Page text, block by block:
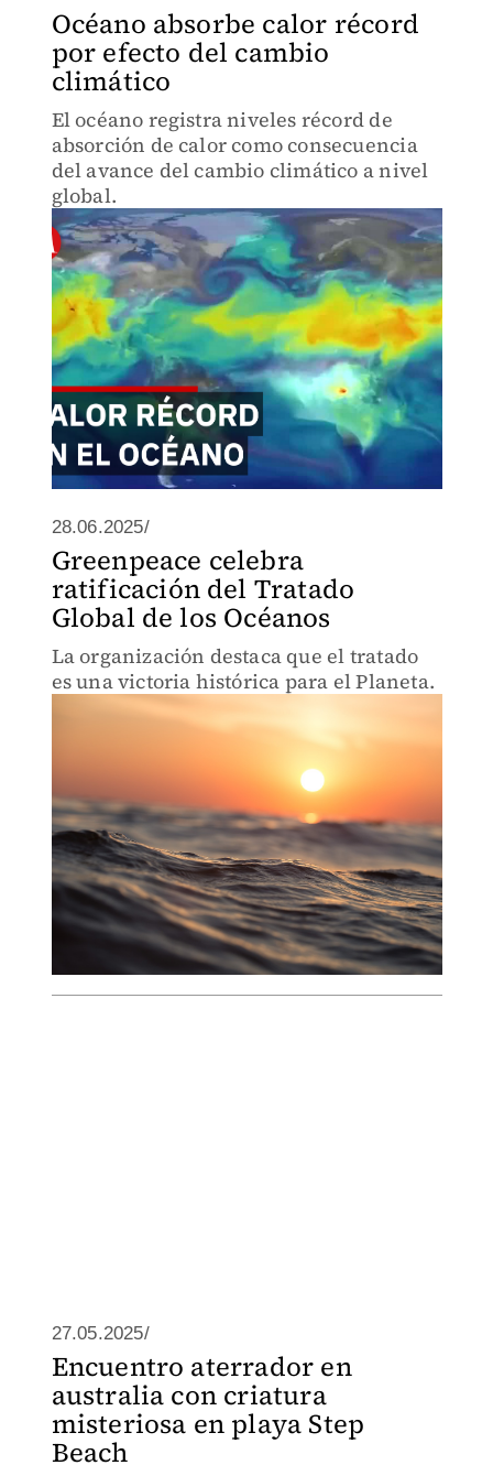
Océano absorbe calor récord
por efecto del cambio
climático
El océano registra niveles récord de
absorción de calor como consecuencia
del avance del cambio climático a nivel
global.
28.06.2025/
Greenpeace celebra
ratificación del Tratado
Global de los Océanos
La organización destaca que el tratado
es una victoria histórica para el Planeta.
27.05.2025/
Encuentro aterrador en
australia con criatura
misteriosa en playa Step
Beach